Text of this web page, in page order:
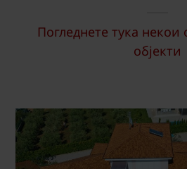
Погледнете тука
објекти